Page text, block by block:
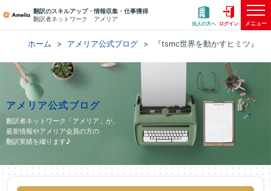
翻訳のスキルアップ・情報収集・仕事獲得
翻訳者ネットワーク アメリア
法人の方へ ログイン メニュー
ホーム アメリア公式ブログ 『tsmc世界を動かすヒミツ』
アメリア公式ブログ
翻訳者ネットワーク「アメリア」が、
最新情報やアメリア会員の方の
翻訳実績を綴ります♪